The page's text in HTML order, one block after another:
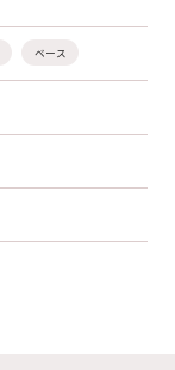
ベース